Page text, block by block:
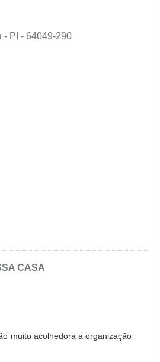
- PI - 64049-290
CASA
muito acolhedora a organização